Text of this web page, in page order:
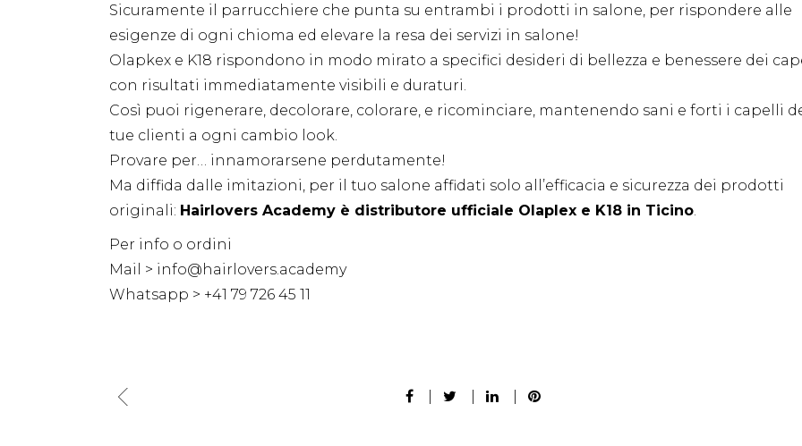
Sicuramente il parrucchiere che punta su entrambi i prodotti in salone, per rispondere alle
esigenze di ogni chioma ed elevare la resa dei servizi in salone!
Olapkex e K18 rispondono in modo mirato a specifici desideri di bellezza e benessere dei
con risultati immediatamente visibili e duraturi.
Così puoi rigenerare, decolorare, colorare, e ricominciare, mantenendo sani e forti i capelli
tue clienti a ogni cambio look.
Provare per… innamorarsene perdutamente!
Ma diffida dalle imitazioni, per il tuo salone affidati solo all’efficacia e sicurezza dei prodotti
originali: Hairlovers Academy è distributore ufficiale Olaplex e K18 in Ticino
Per info o ordini
Mail > info@hairlovers.academy
Whatsapp > +41 79 726 45 11